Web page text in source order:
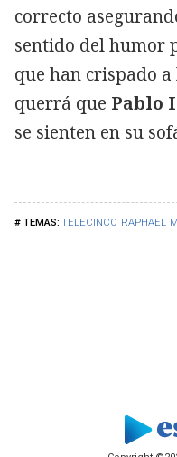
TELECINCO RAPHAEL
correcto
sentido del humor
que han crispado a
querrá que Pablo
se sienten en su